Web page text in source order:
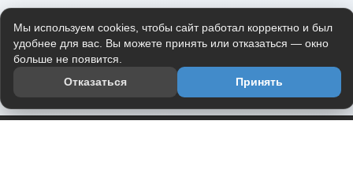
Мы используем cookies, чтобы сайт работал корректно и был
удобнее для вас. Вы можете принять или отказаться — окно
больше не появится.
Отказаться
Принять